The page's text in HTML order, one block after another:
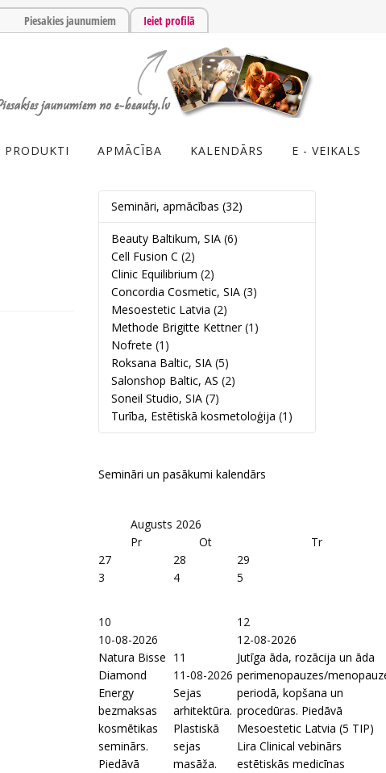
Piesakies jaunumiem Ieiet profilā
PRODUKTI APMĀCĪBA KALENDĀRS E - VEIKALS
Semināri, apmācības (32)
Beauty Baltikum, SIA (6)
Cell Fusion C (2)
Clinic Equilibrium (2)
Concordia Cosmetic, SIA (3)
Mesoestetic Latvia (2)
Methode Brigitte Kettner (1)
Nofrete (1)
Roksana Baltic, SIA (5)
Salonshop Baltic, AS (2)
Soneil Studio, SIA (7)
Turība, Estētiskā kosmetoloģija (1)
Semināri un pasākumi kalendārs
Augusts 2026
Pr
Ot
Tr
27
28
29
3
4 5
10
10-08-2026
Natura Bisse
Diamond
Energy
bezmaksas
kosmētikas
seminārs.
Piedāvā
11
11-08-2026
Sejas
arhitektūra.
Plastiskā
sejas
masāža.
12
12-08-2026
Jutīga āda, rozācija un āda
perimenopauzes/
periodā, kopšana un
procedūras. Piedāvā
Mesoestetic Latvia (5 TIP)
Lira Clinical vebinārs
estētiskās medicīnas